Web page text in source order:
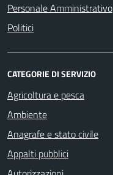
Personale Amministrativo
Politici
CATEGORIE DI SERVIZIO
Agricoltura e pesca
Ambiente
Anagrafe e stato civile
Appalti pubblici